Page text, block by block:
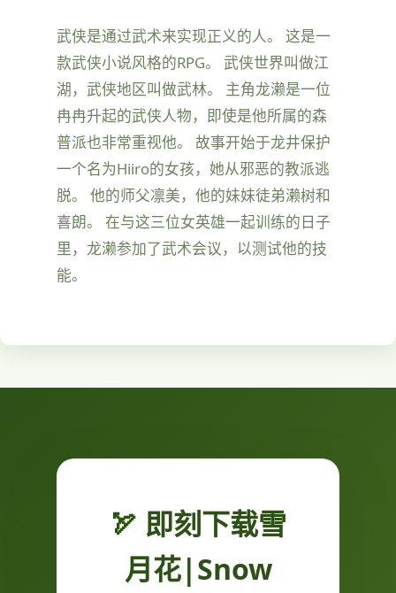
武侠是通过武术来实现正义的人。 这是一
款武侠小说风格的RPG。 武侠世界叫做江
湖，武侠地区叫做武林。 主角龙濑是一位
冉冉升起的武侠人物，即使是他所属的森
普派也非常重视他。 故事开始于龙井保护
一个名为Hiiro的女孩，她从邪恶的教派逃
脱。 他的师父凛美，他的妹妹徒弟濑树和
喜朗。 在与这三位女英雄一起训练的日子
里，龙濑参加了武术会议，以测试他的技
能。
🏹 即刻下载雪
月花|Snow